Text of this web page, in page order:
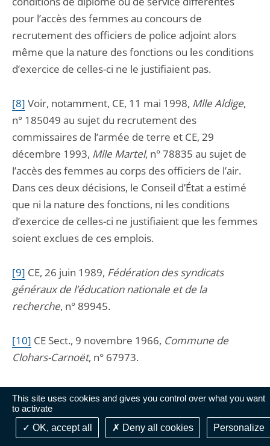
This site uses cookies and gives you control over what you want
to activate
OK, accept all
Deny all cookies Personalize
pour l’accès des femmes au concours de
recrutement des officiers de police adjoint alors
même que la nature des fonctions ou les conditions
d’exercice de celles-ci ne le justifiaient pas.
[8] Voir, notamment, CE, 11 mai 1998, Mlle Aldige,
n° 185049 au sujet du recrutement des
commissaires de l’armée de terre et CE, 29
décembre 1993, Mlle Martel, n° 78835 au sujet de
l’accès des femmes au corps des officiers de l’air.
Dans ces deux décisions, le Conseil d’État a estimé
que ni la nature des fonctions, ni les conditions
d’exercice de celles-ci ne justifiaient que les femmes
soient exclues de ces emplois.
[9] CE, 26 juin 1989, Fédération des syndicats
généraux de l’éducation nationale et de la
recherche, n° 89945.
[10] CE Sect., 9 novembre 1966, Commune de
Clohars-Carnoët, n° 67973.
[11]CE Sect., 11 juin 1982,Mme Diebolt, rec. 227 ;
CE Sect., 6 novembre 1992,
[12]CE, 26 juin 1989,Fédération des syndicats